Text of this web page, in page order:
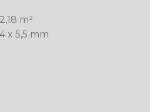
m²
x 5,5 mm